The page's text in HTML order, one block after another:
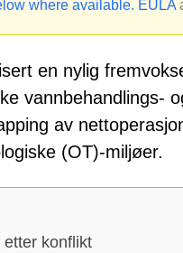
where available. EULA
en nylig
vannbehandlings-
av
(OT)-miljøer.
konflikt